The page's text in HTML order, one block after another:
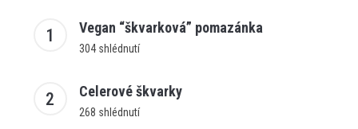
Vegan “škvarková” pomazánka
304 shlédnutí
Celerové škvarky
268 shlédnutí